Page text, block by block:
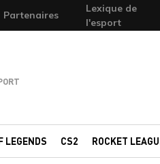
Partenaires
Lexique de
l'esport
LEGENDS CS2 ROCKET